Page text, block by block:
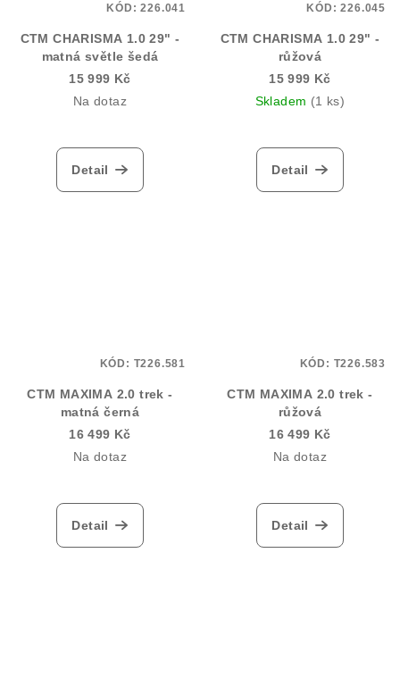
CTM CHARISMA 1.0 29" -
matná světle šedá
15 999 Kč
Na dotaz
Detail
KÓD:226.041
CTM CHARISMA 1.0 29" -
růžová
15 999 Kč
Skladem (1 ks)
Detail
KÓD:226.045
CTM MAXIMA 2.0 trek -
matná černá
16 499 Kč
Na dotaz
Detail
KÓD: T226.581
CTM MAXIMA 2.0 trek -
růžová
16 499 Kč
Na dotaz
Detail
KÓD: T226.583